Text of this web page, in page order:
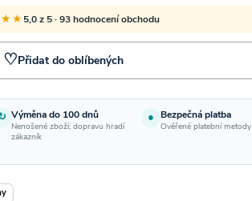
5,0 z 5 · 93 hodnocení obchodu
♡Přidat do oblíbených
Výměna do 100 dnů
Nenošené zboží; dopravu hradí
zákazník
● Bezpečná platba
Ověřené platební metody